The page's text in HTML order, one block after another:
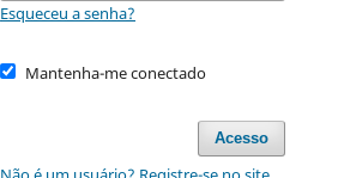
Esqueceu a senha?
Mantenha-me conectado
Acesso